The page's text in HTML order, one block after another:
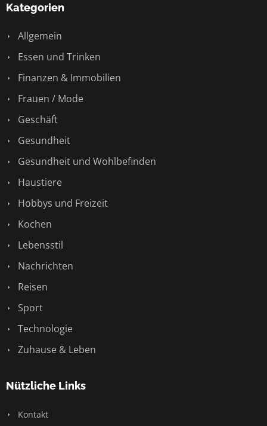
Kategorien
Allgemein
Essen und Trinken
Finanzen & Immobilien
Frauen / Mode
Geschäft
Gesundheit
Gesundheit und Wohlbefinden
Haustiere
Hobbys und Freizeit
Kochen
Lebensstil
Nachrichten
Reisen
Sport
Technologie
Zuhause & Leben
Nützliche Links
Kontakt